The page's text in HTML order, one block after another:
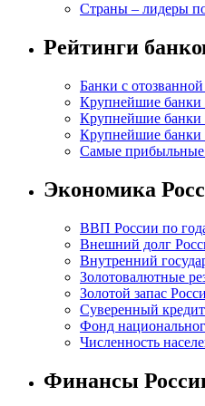
Страны – лидеры
Рейтинги
Банки с
Крупнейшие
Крупнейшие банки
Крупнейшие банки
Самые прибыльные
Экономика
ВВП России по
Внешний долг
Внутренний
Золотовалютные
Золотой запас
Суверенный
Фонд
Численность
Финансы